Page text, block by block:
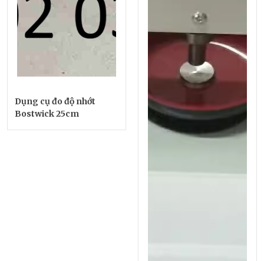
Dụng cụ đo độ nhớt
Bostwick 25cm